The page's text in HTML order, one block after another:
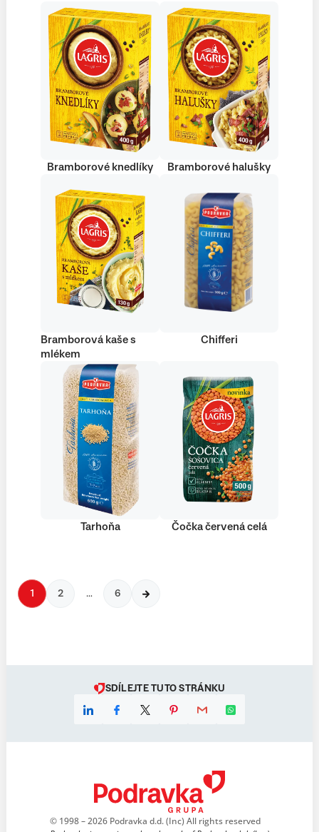
Bramborové knedlíky Bramborové halušky
Bramborová kaše s
mlékem
Chifferi
Tarhoňa Čočka červená celá
1 2 … 6
SDÍLEJTE TUTO STRÁNKU
© 1998 – 2026 Podravka d.d. (Inc) All rights reserved